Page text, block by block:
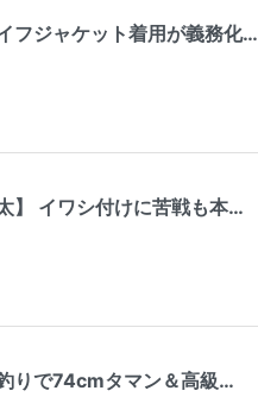
フジャケット着用が義務化…
】 イワシ付けに苦戦も本…
りで74cmタマン＆高級…